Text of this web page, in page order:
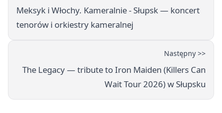
Meksyk i Włochy. Kameralnie - Słupsk — koncert
tenorów i orkiestry kameralnej
Następny >>
The Legacy — tribute to Iron Maiden (Killers Can
Wait Tour 2026) w Słupsku